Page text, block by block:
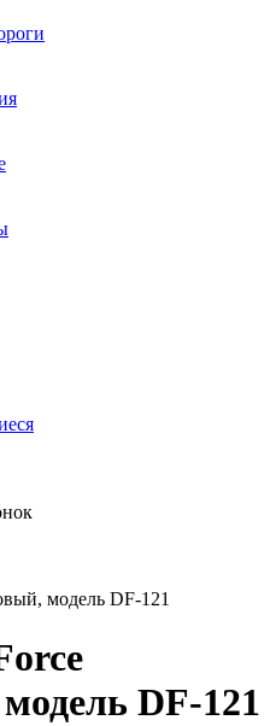
модель DF-121
DF-121